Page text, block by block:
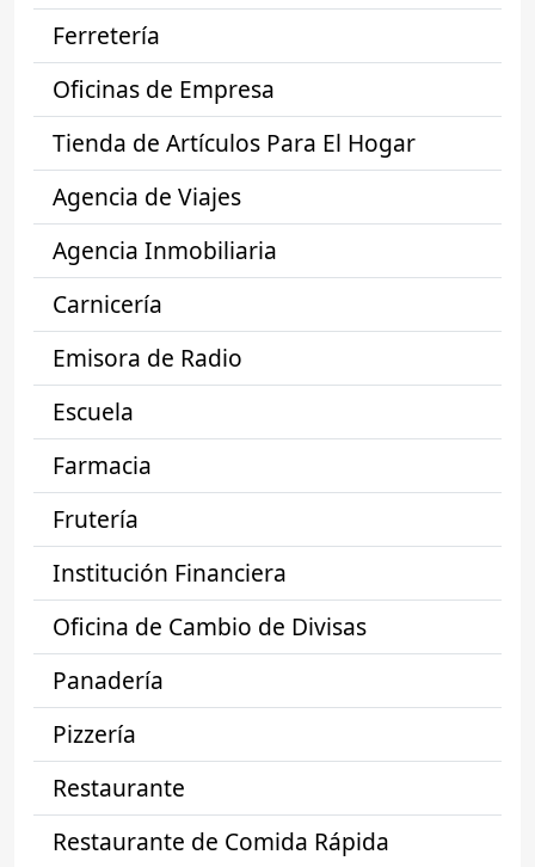
Ferretería
Oficinas de Empresa
Tienda de Artículos Para El Hogar
Agencia de Viajes
Agencia Inmobiliaria
Carnicería
Emisora de Radio
Escuela
Farmacia
Frutería
Institución Financiera
Oficina de Cambio de Divisas
Panadería
Pizzería
Restaurante
Restaurante de Comida Rápida